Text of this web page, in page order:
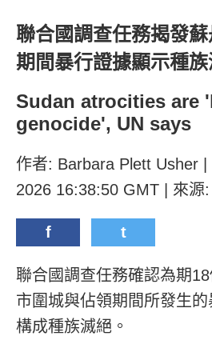
聯合國調查任務揭發
期間暴行證據顯示種
Sudan atrocities are
genocide', UN says
作者: Barbara Plett Usher
2026 16:38:50 GMT | 來源
f t
聯合國調查任務確認為期
市圍城與佔領期間所發生
構成種族滅絕。